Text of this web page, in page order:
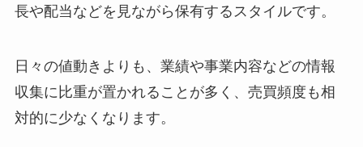
長や配当などを見ながら保有するスタイルです。
日々の値動きよりも、業績や事業内容などの情報
収集に比重が置かれることが多く、売買頻度も相
対的に少なくなります。